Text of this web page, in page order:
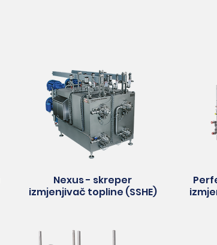
Nexus - skreper
izmjenjivač topline (SSHE)